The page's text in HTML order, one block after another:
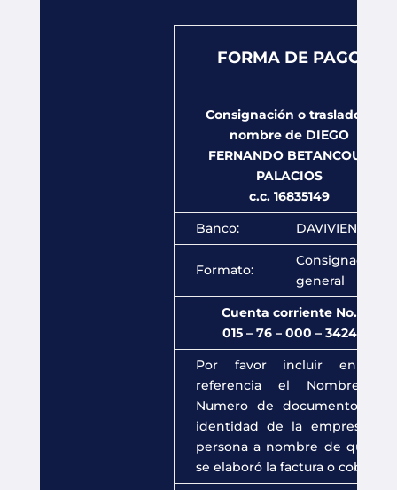
FORMA DE PAGO
Consignación o traslado a
nombre de DIEGO
FERNANDO BETANCOUR
PALACIOS
c.c.16835149
Banco:
DAVIVIENDA
Formato:
Consignación
general
Cuenta corriente No.
015 – 76 – 000 – 3424
Por favor incluir en la
referencia el Nombre y
Numero de documento de
identidad de la empresa o
persona a nombre de quien
se elaboró la factura o cobro.